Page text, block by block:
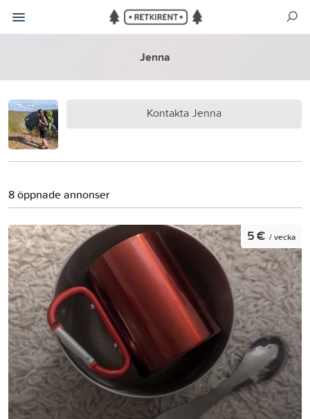
Jenna
Kontakta Jenna
8 öppnade annonser
5 € / vecka